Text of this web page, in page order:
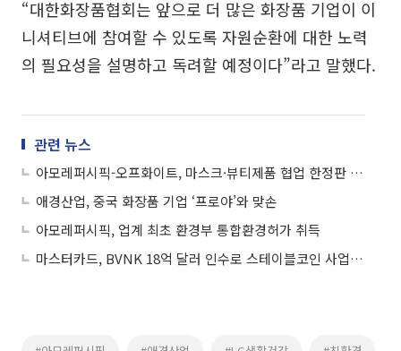
“대한화장품협회는 앞으로 더 많은 화장품 기업이 이
니셔티브에 참여할 수 있도록 자원순환에 대한 노력
의 필요성을 설명하고 독려할 예정이다”라고 말했다.
관련 뉴스
아모레퍼시픽-오프화이트, 마스크·뷰티제품 협업 한정판 선봬
애경산업, 중국 화장품 기업 ‘프로야’와 맞손
아모레퍼시픽, 업계 최초 환경부 통합환경허가 취득
마스터카드, BVNK 18억 달러 인수로 스테이블코인 사업 본격 확장